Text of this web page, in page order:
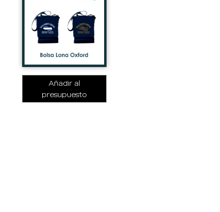
Añadir al
presupuesto